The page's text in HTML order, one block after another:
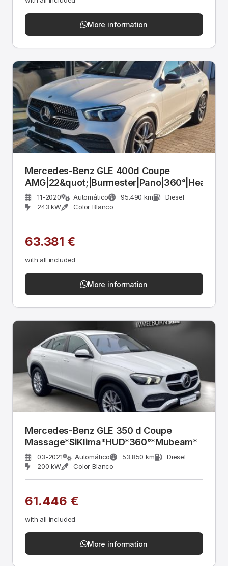
More information
Mercedes-Benz GLE 400d Coupe
AMG|22&quot;|Burmester|Pano|360°|Head
11-2020 Automático 95.490 km
Diesel
243 kW
Color Blanco
63.381 €
with all included
More information
Mercedes-Benz GLE 350 d Coupe
Massage*SiKlima*HUD*360°*Mubeam*
03-2021 Automático 53.850 km
Diesel
200 kW
Color Blanco
61.446 €
with all included
More information